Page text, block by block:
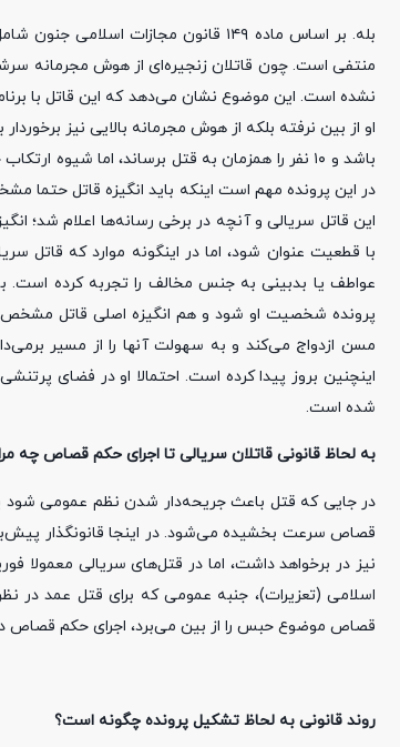
بله. بر اساس ماده ۱۴۹ قانون مجازات
منتفی است. چون قاتلان زنجیره‌ای از هوش مجرمانه
نشده است. این موضوع نشان می‌دهد که این قاتل با
او از بین نرفته بلکه از هوش مجرمانه بالایی نیز
باشد و ۱۰ نفر را همزمان به قتل برساند، اما
در این پرونده مهم است اینکه باید انگیزه قاتل
این قاتل سریالی و آنچه در برخی رسانه‌ها اعلام شد؛
با قطعیت عنوان شود، اما در اینگونه موارد که قاتل
عواطف یا بدبینی به جنس مخالف را تجربه کرده است.
پرونده شخصیت او شود و هم انگیزه اصلی قاتل مشخص
مسن ازدواج می‌کند و به سهولت آنها را از مسیر
اینچنین بروز پیدا کرده است. احتمالا او در فضای
شده است.
به لحاظ قانونی قاتلان سریالی تا اجرای حکم قصاص چه
در جایی که قتل باعث جریحه‌دار شدن نظم عمومی شود یا
قصاص سرعت بخشیده می‌شود. در اینجا قانونگذار
قصاص موضوع حبس را از بین می‌برد، اجرای حکم قصاص
روند قانونی به لحاظ تشکیل پرونده چگونه است؟